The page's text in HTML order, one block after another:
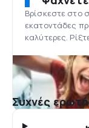
Βρίσκεστε στο
εκατοντάδες
καλύτερες.
Συχνές